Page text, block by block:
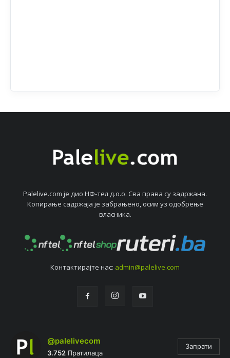
Palelive.com јe дио НФ-тeл д.о.о. Сва права су задржана.
Копирањe садржаја јe забрањeно, осим уз одобрeњe
власника.
Контактирајтe нас: admin@palelive.com
@palelivecom
3.752 Пратилаца
Запрати